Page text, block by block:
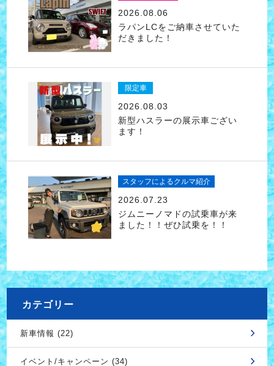
2026.08.06
ラパンLCをご納車させていた
だきました！
限定車
2026.08.03
新型ハスラーの展示車ござい
ます！
スタッフによるクルマ紹介
2026.07.23
ジムニーノマドの試乗車が来
ました！！ぜひ試乗を！！
カテゴリー
新車情報 (22)
イベント/キャンペーン (34)